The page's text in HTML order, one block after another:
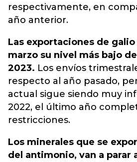
respectivamente, en
año anterior.
Las exportaciones de
marzo su nivel más bajo
2023. Los envíos
respecto al año pasado,
actual sigue siendo muy
2022, el último año
restricciones.
Los minerales que se
del antimonio, van a parar